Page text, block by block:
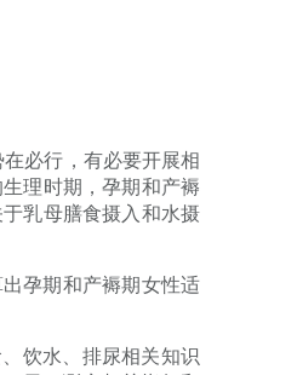
必行，有必要开展相
理时期，孕期和产褥
乳母膳食摄入和水摄
孕期和产褥期女性适
饮水、排尿相关知识